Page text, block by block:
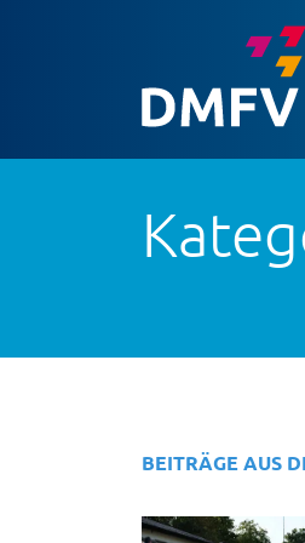
BEITRÄGE AUS